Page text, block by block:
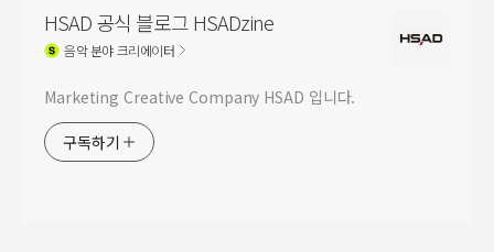
HSAD 공식 블로그 HSADzine
음악분야 크리에이터
Marketing Creative Company HSAD 입니다.
구독하기